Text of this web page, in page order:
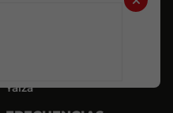
Yaiza